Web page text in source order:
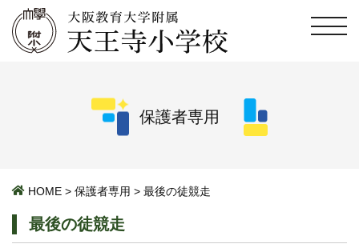
保護者専用
HOME > 保護者専用 > 最後の徒競走
最後の徒競走